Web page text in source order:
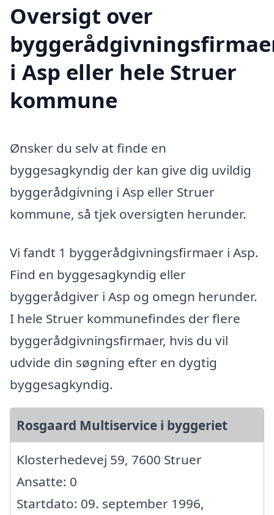
Oversigt over
i Asp eller hele Struer
kommune
Ønsker du selv at finde en
byggesagkyndig der kan give dig uvildig
byggerådgivning i Asp eller Struer
kommune, så tjek oversigten herunder.
Vi fandt 1 byggerådgivningsfirmaer i Asp.
Find en byggesagkyndig eller
byggerådgiver i Asp og omegn herunder.
I hele Struer kommunefindes der flere
byggerådgivningsfirmaer, hvis du vil
udvide din søgning efter en dygtig
byggesagkyndig.
Rosgaard Multiservice i byggeriet
Klosterhedevej 59, 7600 Struer
Ansatte: 0
Startdato: 09. september 1996,